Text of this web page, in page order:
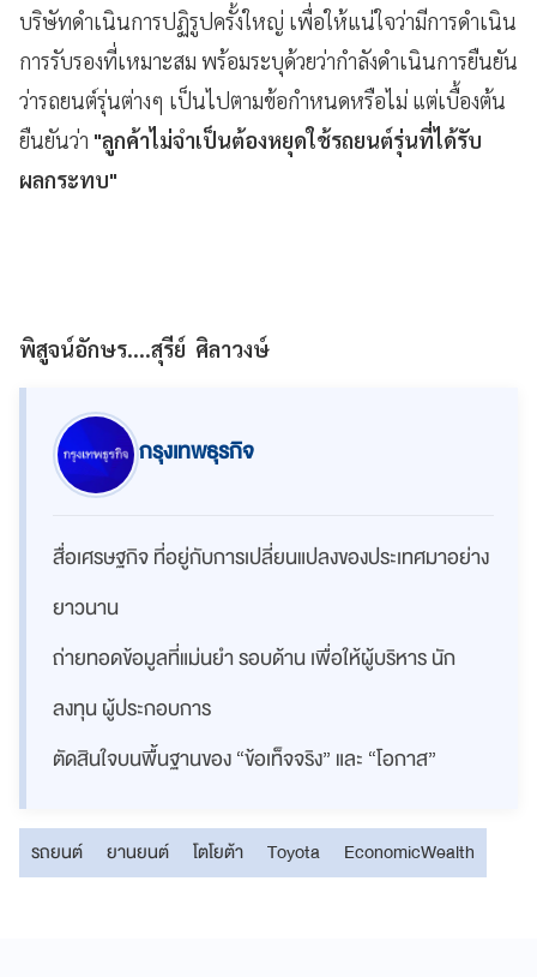
บริษัทดำเนินการปฏิรูปครั้งใหญ่ เพื่อให้แน่ใจว่ามีการดำเนิน
การรับรองที่เหมาะสม พร้อมระบุด้วยว่ากำลังดำเนินการยืนยัน
ว่ารถยนต์รุ่นต่างๆ เป็นไปตามข้อกำหนดหรือไม่ แต่เบื้องต้น
ยืนยันว่า "ลูกค้าไม่จำเป็นต้องหยุดใช้รถยนต์รุ่นที่ได้รับ
ผลกระทบ"
พิสูจน์อักษร....สุรีย์ ศิลาวงษ์
กรุงเทพธุรกิจ
สื่อเศรษฐกิจ ที่อยู่กับการเปลี่ยนแปลงของประเทศมาอย่าง
ยาวนาน
ถ่ายทอดข้อมูลที่แม่นยำ รอบด้าน เพื่อให้ผู้บริหาร นัก
ลงทุน ผู้ประกอบการ
ตัดสินใจบนพื้นฐานของ “ข้อเท็จจริง” และ “โอกาส”
รถยนต์ ยานยนต์ โตโยต้า Toyota EconomicWealth